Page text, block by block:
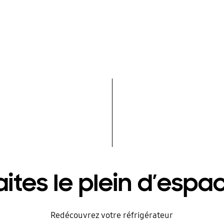
le plein
Redécouvrez votre réfrigérateur